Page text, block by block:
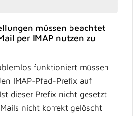
müssen beachtet
per IMAP nutzen zu
funktioniert müssen
IMAP-Pfad-Prefix auf
dieser Prefix nicht gesetzt
nicht korrekt gelöscht